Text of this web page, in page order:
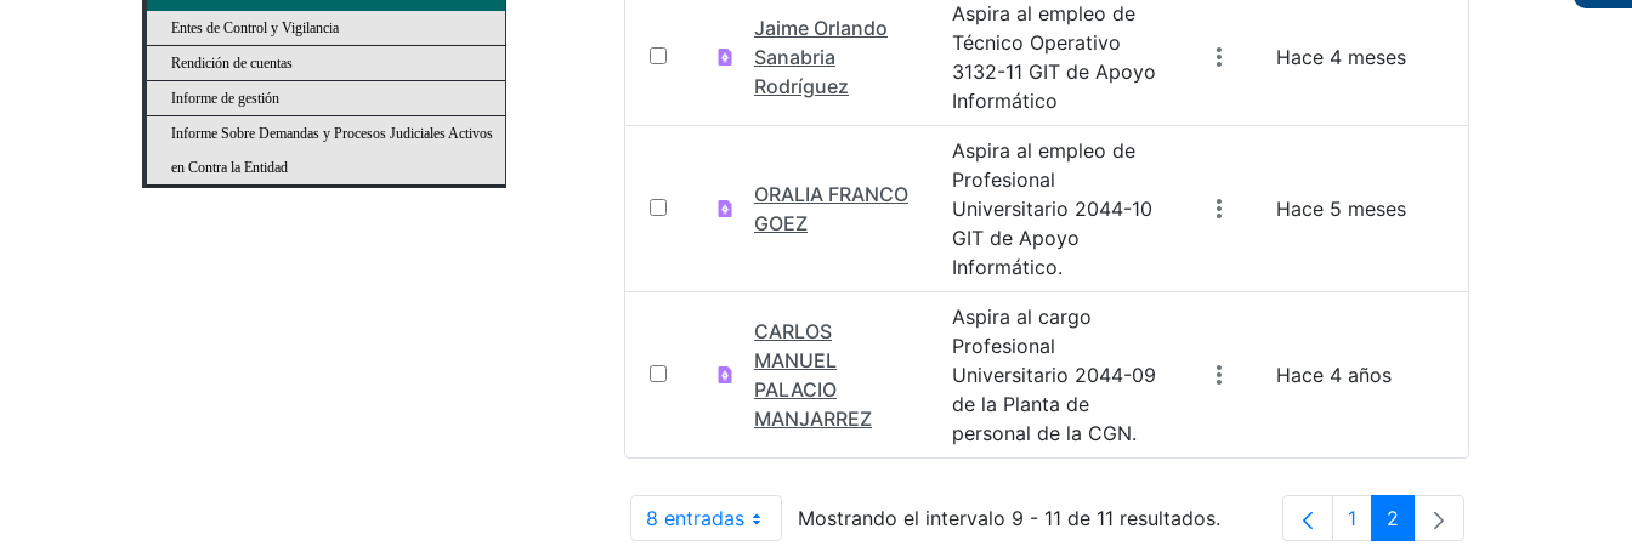
Entes de Control y Vigilancia
Rendición de cuentas
Informe de gestión
Informe Sobre Demandas y Procesos Judiciales Activos
en Contra la Entidad
Jaime Orlando
Sanabria
Rodríguez
Aspira al empleo de
Técnico Operativo
3132-11 GIT de Apoyo
Informático
Hace 4 meses
ORALIA FRANCO
GOEZ
Aspira al empleo de
Profesional
Universitario 2044-10
GIT de Apoyo
Informático.
Hace 5 meses
CARLOS
MANUEL
PALACIO
MANJARREZ
Aspira al cargo
Profesional
Universitario 2044-09
de la Planta de
personal de la CGN.
Hace 4 años
8 entradasPor páginaMostrando el intervalo 9 - 11 de 11 resultados. Página
1 Página
2